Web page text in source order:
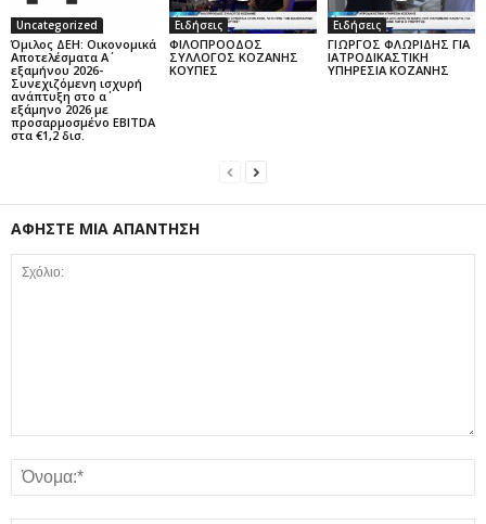
Uncategorized
Όμιλος ΔΕΗ: Οικονομικά
Αποτελέσματα Α΄
εξαμήνου 2026-
Συνεχιζόμενη ισχυρή
ανάπτυξη στο α΄
εξάμηνο 2026 με
προσαρμοσμένο EBITDA
στα €1,2 δισ.
Ειδήσεις
ΦΙΛΟΠΡΟΟΔΟΣ
ΣΥΛΛΟΓΟΣ ΚΟΖΑΝΗΣ
ΚΟΥΠΕΣ
Ειδήσεις
ΓΙΩΡΓΟΣ ΦΛΩΡΙΔΗΣ ΓΙΑ
ΙΑΤΡΟΔΙΚΑΣΤΙΚΗ
ΥΠΗΡΕΣΙΑ ΚΟΖΑΝΗΣ
ΑΦΗΣΤΕ ΜΙΑ ΑΠΑΝΤΗΣΗ